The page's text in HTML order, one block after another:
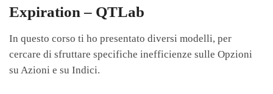
Expiration – QTLab
In questo corso ti ho presentato diversi modelli, per
cercare di sfruttare specifiche inefficienze sulle Opzioni
su Azioni e su Indici.